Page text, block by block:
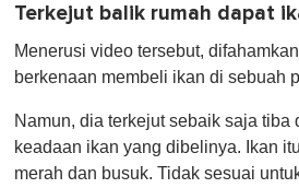
Terkejut balik rumah dapat
Menerusi video tersebut,
berkenaan membeli ikan di sebuah
Namun, dia terkejut sebaik saja tiba
keadaan ikan yang dibelinya. Ikan
merah dan busuk. Tidak sesuai